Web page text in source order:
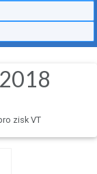
zisk VT